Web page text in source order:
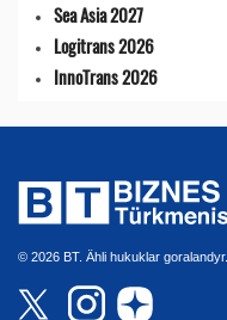
Sea Asia 2027
Logitrans 2026
InnoTrans 2026
© 2026 BT. Ähli hukuklar goralandyr.